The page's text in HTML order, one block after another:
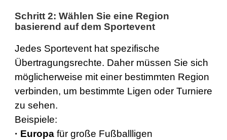
Schritt 2: Wählen Sie eine Region
basierend auf dem Sportevent
Jedes Sportevent hat spezifische
Übertragungsrechte. Daher müssen Sie sich
möglicherweise mit einer bestimmten Region
verbinden, um bestimmte Ligen oder Turniere
zu sehen.
Beispiele:
· Europafür große Fußballligen